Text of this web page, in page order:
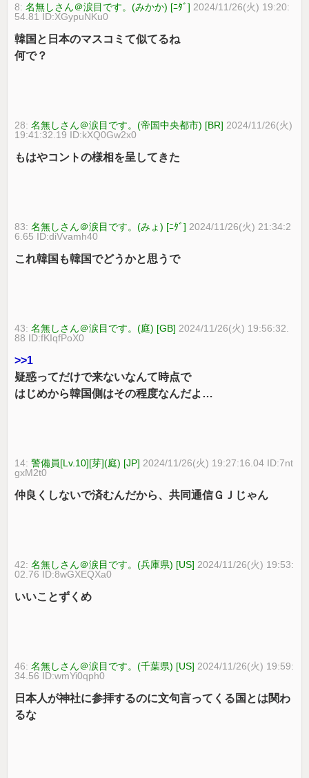
8:名無しさん＠涙目です。(みかか) [ﾆﾀﾞ] 2024/11/26(火) 19:20:
54.81 ID:XGypuNKu0
韓国と日本のマスコミて似てるね
何で？
28:名無しさん＠涙目です。(帝国中央都市) [BR] 2024/11/26(火)
19:41:32.19 ID:kXQ0Gw2x0
もはやコントの様相を呈してきた
83:名無しさん＠涙目です。(みょ) [ﾆﾀﾞ] 2024/11/26(火) 21:34:2
6.65 ID:diVvamh40
これ韓国も韓国でどうかと思うで
43:名無しさん＠涙目です。(庭) [GB] 2024/11/26(火) 19:56:32.
88 ID:fKIqfPoX0
>>1
疑惑ってだけで来ないなんて時点で
はじめから韓国側はその程度なんだよ…
14:警備員[Lv.10][芽](庭) [JP] 2024/11/26(火) 19:27:16.04 ID:7nt
gxM2t0
仲良くしないで済むんだから、共同通信ＧＪじゃん
42:名無しさん＠涙目です。(兵庫県) [US] 2024/11/26(火) 19:53:
02.76 ID:8wGXEQXa0
いいことずくめ
46:名無しさん＠涙目です。(千葉県) [US] 2024/11/26(火) 19:59:
34.56 ID:wmYi0qph0
日本人が神社に参拝するのに文句言ってくる国とは関わ
るな